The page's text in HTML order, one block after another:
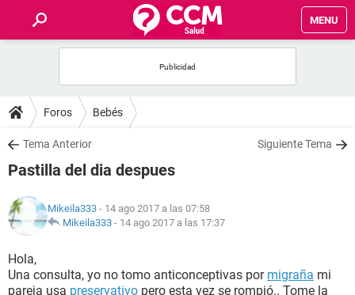
MENU
FOROS
SALUD
NUTRICIÓN
BIENESTAR
Foros Bebés
Tema Anterior Siguiente Tema
Pastilla del dia despues
Mikeila333 - 14 ago 2017 a las 07:58
Mikeila333 - 14 ago 2017 a las 17:37
Hola,
Una consulta, yo no tomo anticonceptivas por migraña mi
pareja usa preservativo pero esta vez se rompió.. Tome la